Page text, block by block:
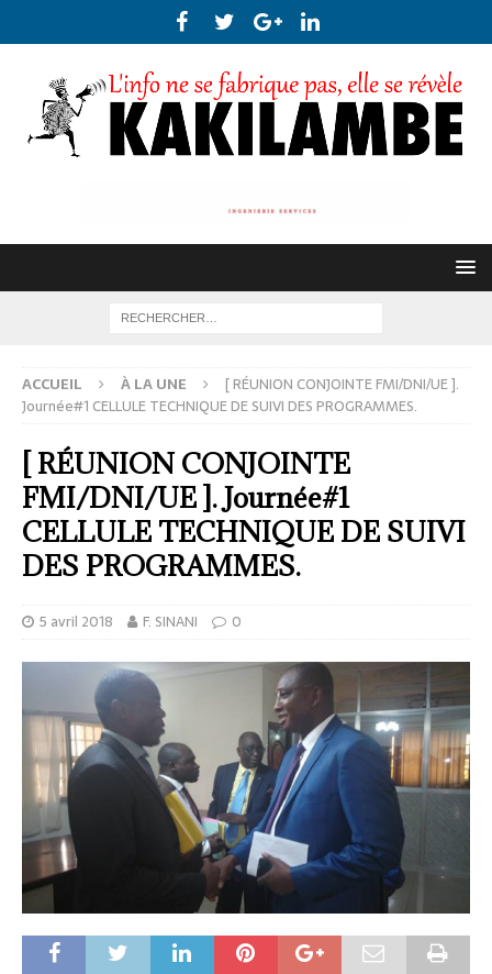
ACCUEIL À LA UNE
[ RÉUNION CONJOINTE FMI/DNI/UE ].
Journée#1 CELLULE TECHNIQUE DE SUIVI DES PROGRAMMES.
[ RÉUNION CONJOINTE
FMI/DNI/UE ]. Journée#1
CELLULE TECHNIQUE DE SUIVI
DES PROGRAMMES.
5 avril 2018 F. SINANI 0